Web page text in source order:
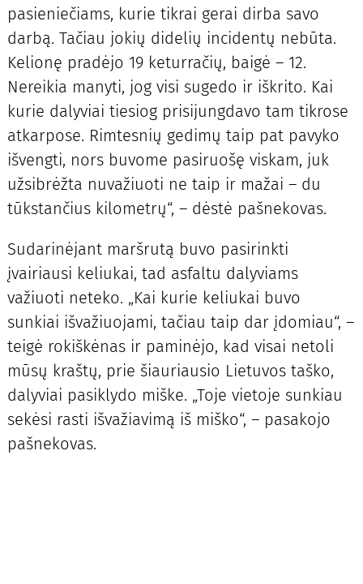
pasieniečiams, kurie tikrai gerai dirba savo
darbą. Tačiau jokių didelių incidentų nebūta.
Kelionę pradėjo 19 keturračių, baigė – 12.
Nereikia manyti, jog visi sugedo ir iškrito. Kai
kurie dalyviai tiesiog prisijungdavo tam tikrose
atkarpose. Rimtesnių gedimų taip pat pavyko
išvengti, nors buvome pasiruošę viskam, juk
užsibrėžta nuvažiuoti ne taip ir mažai – du
tūkstančius kilometrų“, – dėstė pašnekovas.
Sudarinėjant maršrutą buvo pasirinkti
įvairiausi keliukai, tad asfaltu dalyviams
važiuoti neteko. „Kai kurie keliukai buvo
sunkiai išvažiuojami, tačiau taip dar įdomiau“, –
teigė rokiškėnas ir paminėjo, kad visai netoli
mūsų kraštų, prie šiauriausio Lietuvos taško,
dalyviai pasiklydo miške. „Toje vietoje sunkiau
sekėsi rasti išvažiavimą iš miško“, – pasakojo
pašnekovas.